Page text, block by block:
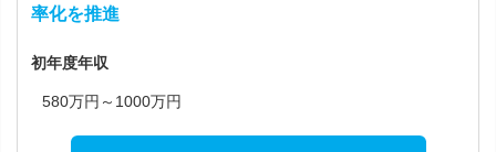
率化を推進
初年度年収
580万円～1000万円